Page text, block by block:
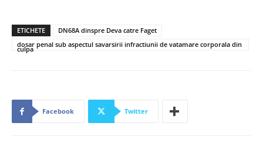
ETICHETE
DN68A dinspre Deva catre Faget
dosar penal sub aspectul savarsirii infractiunii de vatamare corporala din
culpa
Facebook Twitter